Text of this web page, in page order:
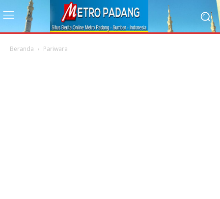
Beranda Pariwara